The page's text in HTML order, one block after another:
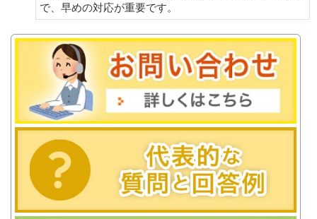
で、早めの対応が重要です。